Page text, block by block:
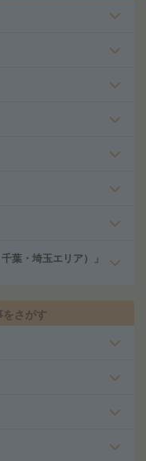
葉・埼玉エリア）」
さがす